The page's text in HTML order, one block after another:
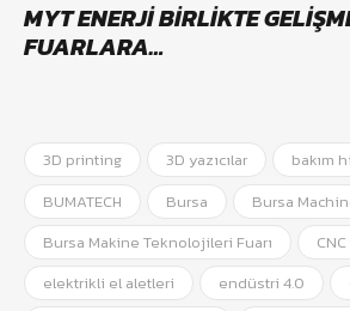
MYT ENERJİ BİRLİKTE
FUARLARA…
3D printing 3D yazıcılar
bakım
BUMATECH
Bursa
Bursa
Bursa Makine Teknolojileri Fuarı
elektrikli el aletleri
endüstri 4.0